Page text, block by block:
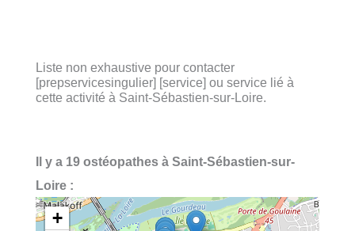
Liste non exhaustive pour contacter
[prepservicesingulier] [service] ou service lié à
cette activité à Saint-Sébastien-sur-Loire.
Il y a 19 ostéopathes à Saint-Sébastien-sur-
Loire :
+